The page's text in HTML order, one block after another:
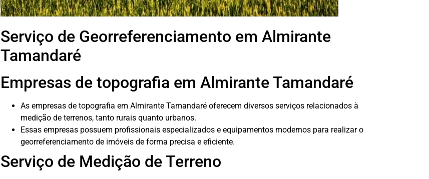
Serviço de Georreferenciamento em Almirante
Tamandaré
Empresas de topografia em Almirante Tamandaré
As empresas de topografia em Almirante Tamandaré oferecem diversos serviços relacionados à
medição de terrenos, tanto rurais quanto urbanos.
Essas empresas possuem profissionais especializados e equipamentos modernos para realizar o
georreferenciamento de imóveis de forma precisa e eficiente.
Serviço de Medição de Terreno